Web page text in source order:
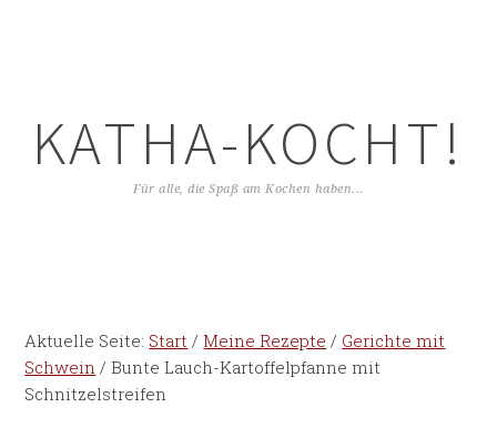
KATHA-KOCHT!
Für alle, die Spaß am Kochen haben...
Aktuelle Seite: Start / Meine Rezepte / Gerichte mit
Schwein / Bunte Lauch-Kartoffelpfanne mit
Schnitzelstreifen